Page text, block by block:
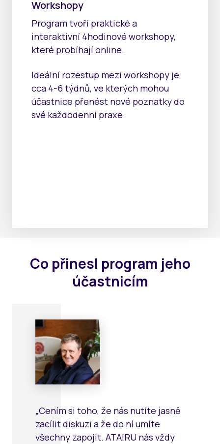
Workshopy
Program tvoří praktické a
interaktivní 4hodinové workshopy,
které probíhají online.
Ideální rozestup mezi workshopy je
cca 4-6 týdnů, ve kterých mohou
účastnice přenést nové poznatky do
své každodenní praxe.
Co přinesl program jeho
účastnicím
„Cením si toho, že nás nutíte jasně
zacílit diskuzi a že do ní umíte
všechny zapojit. ATAIRU nás vždy